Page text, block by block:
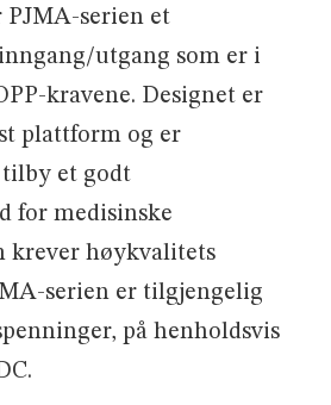
PJMA-serien et
utgang som er i
kravene. Designet er
plattform og er
et godt
for medisinske
krever høykvalitets
serien er tilgjengelig
på henholdsvis